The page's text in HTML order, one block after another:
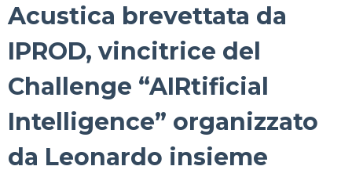
Acustica brevettata da
IPROD, vincitrice del
Challenge “AIRtificial
Intelligence” organizzato
da Leonardo insieme